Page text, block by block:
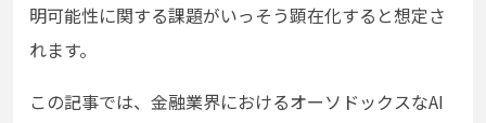
明可能性に関する課題がいっそう顕在化すると想定さ
れます。
この記事では、金融業界におけるオーソドックスなAI